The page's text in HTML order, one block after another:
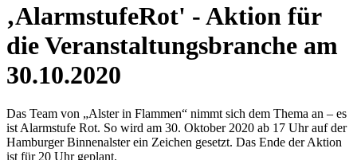
‚AlarmstufeRot' - Aktion für
die Veranstaltungsbranche am
30.10.2020
Das Team von „Alster in Flammen“ nimmt sich dem Thema an – es
ist Alarmstufe Rot. So wird am 30. Oktober 2020 ab 17 Uhr auf der
Hamburger Binnenalster ein Zeichen gesetzt. Das Ende der Aktion
ist für 20 Uhr geplant.